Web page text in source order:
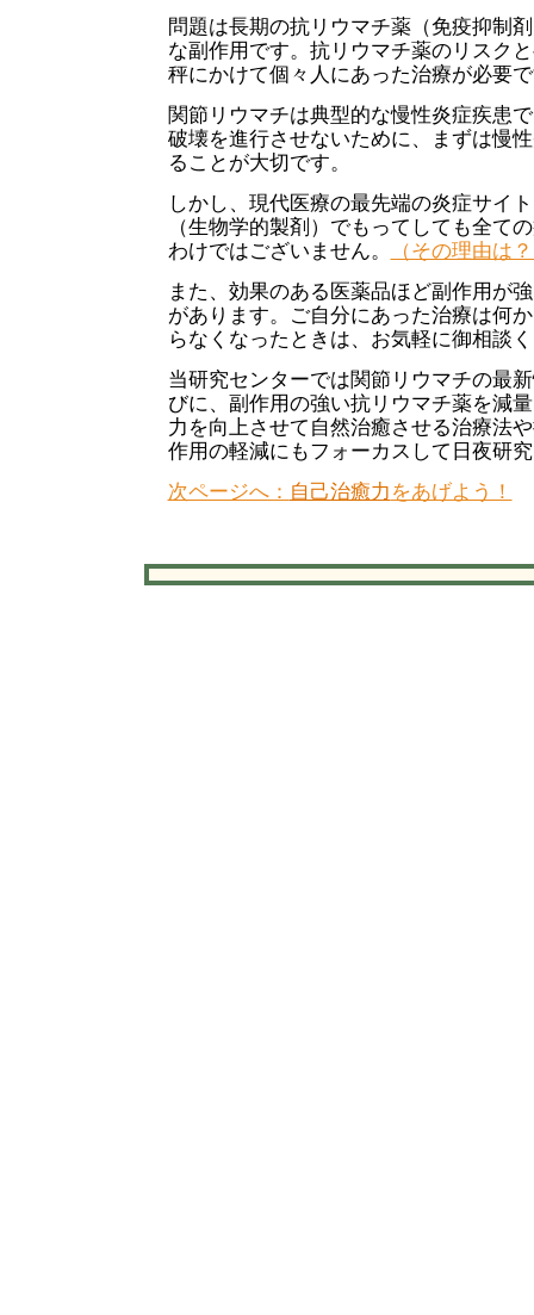
問題は長期の抗リウマチ薬（免疫抑制
な副作用です。抗リウマチ薬のリスク
秤にかけて個々人にあった治療が必要
関節リウマチは典型的な慢性炎症疾患
破壊を進行させないために、まずは慢
ることが大切です。
しかし、現代医療の最先端の炎症サイ
（生物学的製剤）でもってしても全て
わけではございません。
（その理由は
また、効果のある医薬品ほど副作用が
があります。ご自分にあった治療は何
らなくなったときは、お気軽に御相談
当研究センターでは関節リウマチの最
びに、副作用の強い抗リウマチ薬を減
力を向上させて自然治癒させる治療法
作用の軽減にもフォーカスして日夜研
次ページへ： 自己治癒力 をあげよう！